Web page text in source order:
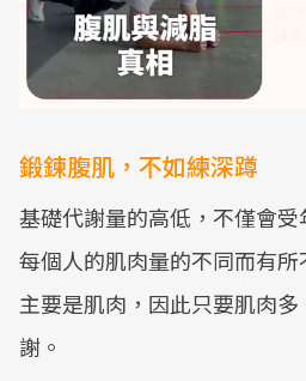
鍛鍊腹肌，不如練深蹲
基礎代謝量的高低，不僅會
每個人的肌肉量的不同而有
主要是肌肉，因此只要肌肉
謝。